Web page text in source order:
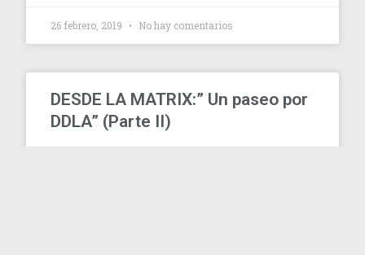
26 febrero, 2019 No hay comentarios
DESDE LA MATRIX:” Un paseo por
DDLA” (Parte II)